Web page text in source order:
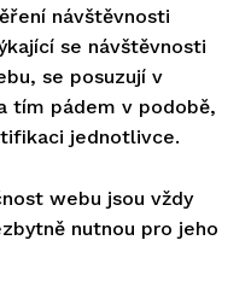
návštěvnosti
se návštěvnosti
se posuzují v
tím pádem v podobě,
jednotlivce.
webu jsou vždy
nutnou pro jeho